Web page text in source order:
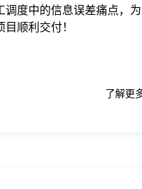
度中的信息误差痛点，
顺利交付！
了解更